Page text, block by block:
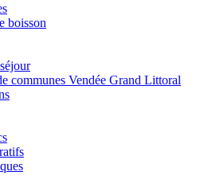
boisson
communes Vendée Grand Littoral